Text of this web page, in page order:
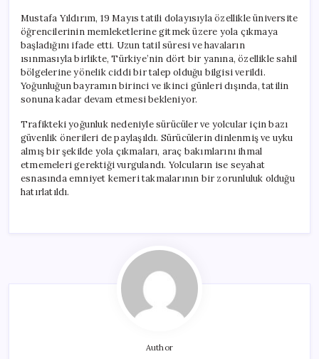
Mustafa Yıldırım, 19 Mayıs tatili dolayısıyla özellikle üniversite
öğrencilerinin memleketlerine gitmek üzere yola çıkmaya
başladığını ifade etti. Uzun tatil süresi ve havaların
ısınmasıyla birlikte, Türkiye’nin dört bir yanına, özellikle sahil
bölgelerine yönelik ciddi bir talep olduğu bilgisi verildi.
Yoğunluğun bayramın birinci ve ikinci günleri dışında, tatilin
sonuna kadar devam etmesi bekleniyor.
Trafikteki yoğunluk nedeniyle sürücüler ve yolcular için bazı
güvenlik önerileri de paylaşıldı. Sürücülerin dinlenmiş ve uyku
almış bir şekilde yola çıkmaları, araç bakımlarını ihmal
etmemeleri gerektiği vurgulandı. Yolcuların ise seyahat
esnasında emniyet kemeri takmalarının bir zorunluluk olduğu
hatırlatıldı.
Author